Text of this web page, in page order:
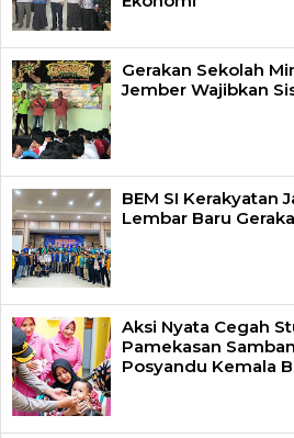
Gerakan Sekolah
Jember Wajibkan
BEM SI Kerakyatan
Lembar Baru
Aksi Nyata Cegah
Pamekasan
Posyandu Kemala